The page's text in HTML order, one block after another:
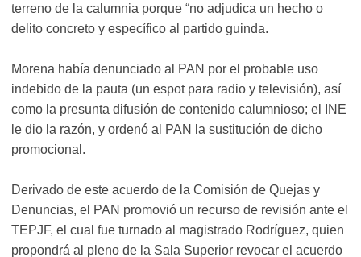
terreno de la calumnia porque “no adjudica un hecho o
delito concreto y específico al partido guinda.
Morena había denunciado al PAN por el probable uso
indebido de la pauta (un espot para radio y televisión), así
como la presunta difusión de contenido calumnioso; el INE
le dio la razón, y ordenó al PAN la sustitución de dicho
promocional.
Derivado de este acuerdo de la Comisión de Quejas y
Denuncias, el PAN promovió un recurso de revisión ante el
TEPJF, el cual fue turnado al magistrado Rodríguez, quien
propondrá al pleno de la Sala Superior revocar el acuerdo